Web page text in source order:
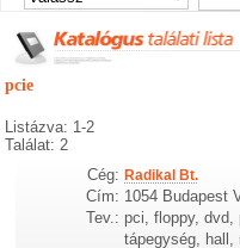
pcie
Listázva: 1-2
Találat: 2
Cég: Radikal Bt.
Cím: 1054 Budapest
Tev.: pci, floppy, dvd,
tápegység, hall,